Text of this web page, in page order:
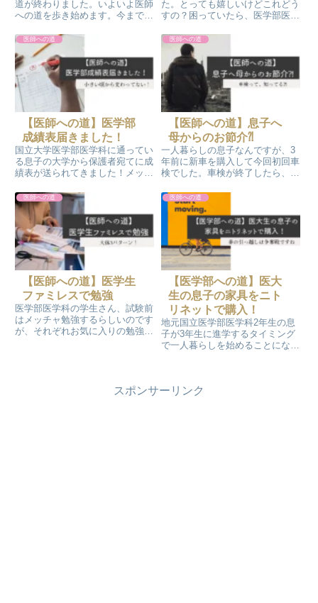
道が終わりました。いよいよ医師
への道を歩き始めます。今まで娘
後ろから応援することしか出来な
かったモノクロですが、娘のお陰
でいろんな世界を知ることがで
き、モノクロも成長できました
(^^)
た。とっても嬉しいけどこれどう
すの？困っていたら、医学部医学
して大きなブリをマルマル1匹捌
いて、お刺身やらカマやら綺麗に
作ってくれてお掃除まで完璧でし
た。手際が良くて、感心すること
しきりです。
医師への道
【医師への道】医学部
成績表届きました！
国立大学医学部医学科に通ってい
る息子の大学から保護者宛てに成
績表が送られてきました！メッチ
のモノクロが成績表を見てみます
が…よくわかんない(^^; 出来た
ら6年ストレートで卒業して国試
受かって欲しい！
医師への道
【医師への道】息子へ
母からのお節介⁈
一人暮らしの息子なんですが、3
年前に新車を購入して今回初回車
検でした。車検が終了したら、か
む段取りだったんですが、つい連
絡しちゃいました(^^; 『相見積
りするんだよ~、お支払いは終了
後だよ～』
医師への道
【医師への道】医学生
ファミレスで勉強
医学部医学科の学生さん、試験前
はメッチャ勉強するらしいのです
が、それぞれお気に入りの勉強す
医師への道
【医学部への道】医大
生の息子の家具をニト
リネットで購入！
地元国立医学部医学科2年生の息
子が3年生に進学するタイミング
で一人暮らしを始めることになり
すでに希望配達日がほぼ埋まって
スポンサーリンク